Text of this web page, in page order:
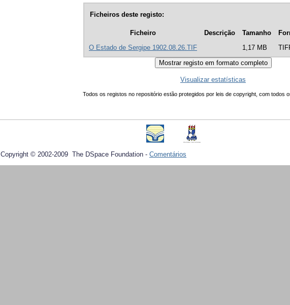
Ficheiros deste registo:
Ficheiro Descrição Tamanho
O Estado de Sergipe 1902.08.26.TIF
1,17 MB
Visualizar estatísticas
Todos os registos no repositório estão protegidos por leis de copyright, com todos
Copyright © 2002-2009 The DSpace Foundation - Comentários